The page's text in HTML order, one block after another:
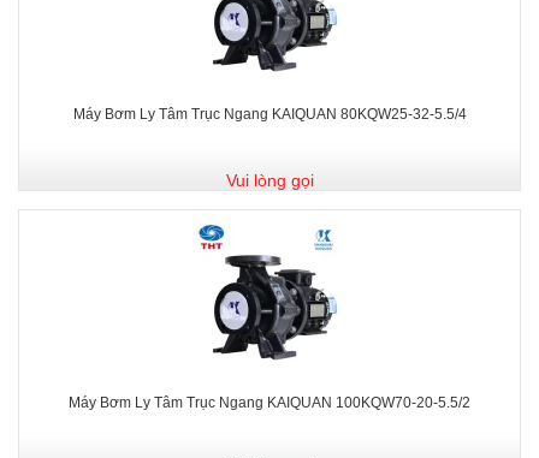
Máy Bơm Ly Tâm Trục Ngang KAIQUAN 80KQW25-32-5.5/4
Vui lòng gọi
Máy Bơm Ly Tâm Trục Ngang KAIQUAN 100KQW70-20-5.5/2